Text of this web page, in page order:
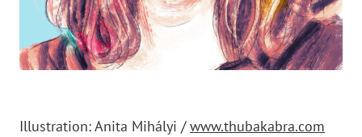
Illustration: Anita Mihályi /www.thubakabra.com